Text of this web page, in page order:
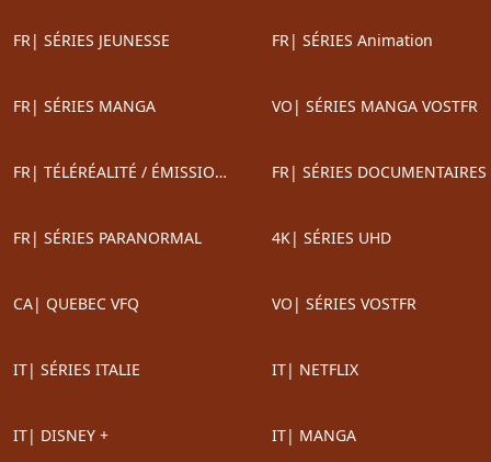
FR| SÉRIES JEUNESSE FR| SÉRIES Animation
FR| SÉRIES MANGA VO| SÉRIES MANGA VOSTFR
FR| TÉLÉRÉALITÉ / ÉMISSIONS TV FR| SÉRIES DOCUMENTAIRES
FR| SÉRIES PARANORMAL 4K| SÉRIES UHD
CA| QUEBEC VFQ VO| SÉRIES VOSTFR
IT| SÉRIES ITALIE IT| NETFLIX
IT| DISNEY + IT| MANGA